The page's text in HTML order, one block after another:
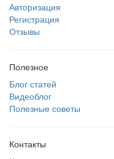
Авторизация
Регистрация
Отзывы
Полезное
Блог статей
Видеоблог
Полезные советы
Контакты